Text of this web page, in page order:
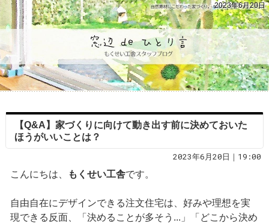
2023年6月20日
【Q&A】家づくりに向けて動き出す前に決めておいた
ほうがいいことは？
2023年6月20日｜19:00
こんにちは、 もくせい工舎です。
自由自在にデザインできる注文住宅は、好みや理想を実
現できる反面、「決めることが多そう...」「どこから決め